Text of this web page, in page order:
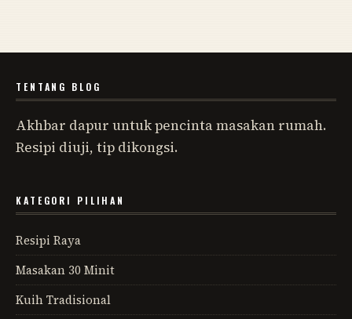
TENTANG BLOG
Akhbar dapur untuk pencinta masakan rumah.
Resipi diuji, tip dikongsi.
KATEGORI PILIHAN
Resipi Raya
Masakan 30 Minit
Kuih Tradisional